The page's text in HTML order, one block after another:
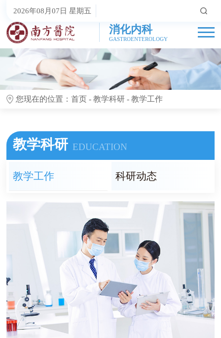
2026年08月07日 星期五
消化内科
GASTROENTEROLOGY
您现在的位置：首页 -教学科研 -教学工作
教学科研 EDUCATION
教学工作 科研动态